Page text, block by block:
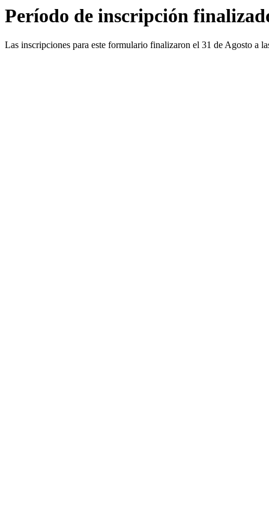
Período de inscripción
Las inscripciones para este formulario finalizaron el 31 de Agosto a